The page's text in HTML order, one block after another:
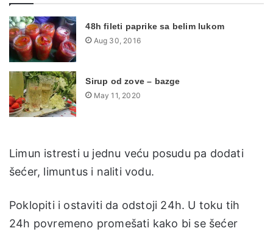
48h fileti paprike sa belim lukom
Aug 30, 2016
Sirup od zove – bazge
May 11, 2020
Limun istresti u jednu veću posudu pa dodati
šećer, limuntus i naliti vodu.
Poklopiti i ostaviti da odstoji 24h. U toku tih
24h povremeno promešati kako bi se šećer